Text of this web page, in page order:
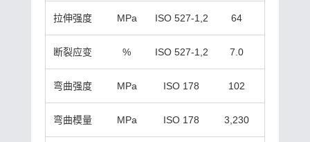
拉伸强度 MPa ISO 527-1,2 64
断裂应变 % ISO 527-1,2 7.0
弯曲强度 MPa ISO 178 102
弯曲模量 MPa ISO 178 3,230